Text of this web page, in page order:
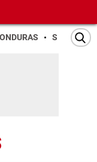
SAN PEDRO